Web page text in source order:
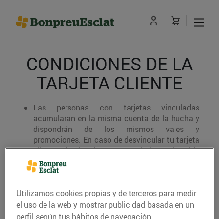
CONDICIONES DE LA
TARJETA CLIENTE
Las personas con tarjetas vinculadas
acumularan en la misma cuenta de la hucha y
dispondrán de los mismos vales y
promociones. En caso de desvincular tu tarjeta
cliente de la de tus asociados, el saldo
acumulado quedará vinculado a la tarjeta
cliente de tus asociados.
Para canjear el importe acumulado será
necesario presentar la Tarjeta Cliente o bien,
escanear la Tarjeta Cliente a través del APP
Utilizamos cookies propias y de terceros para medir
el uso de la web y mostrar publicidad basada en un
perfil según tus hábitos de navegación.